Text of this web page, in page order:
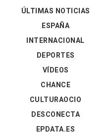
ÚLTIMAS NOTICIAS
ESPAÑA
INTERNACIONAL
DEPORTES
VÍDEOS
CHANCE
CULTURAOCIO
DESCONECTA
EPDATA.ES